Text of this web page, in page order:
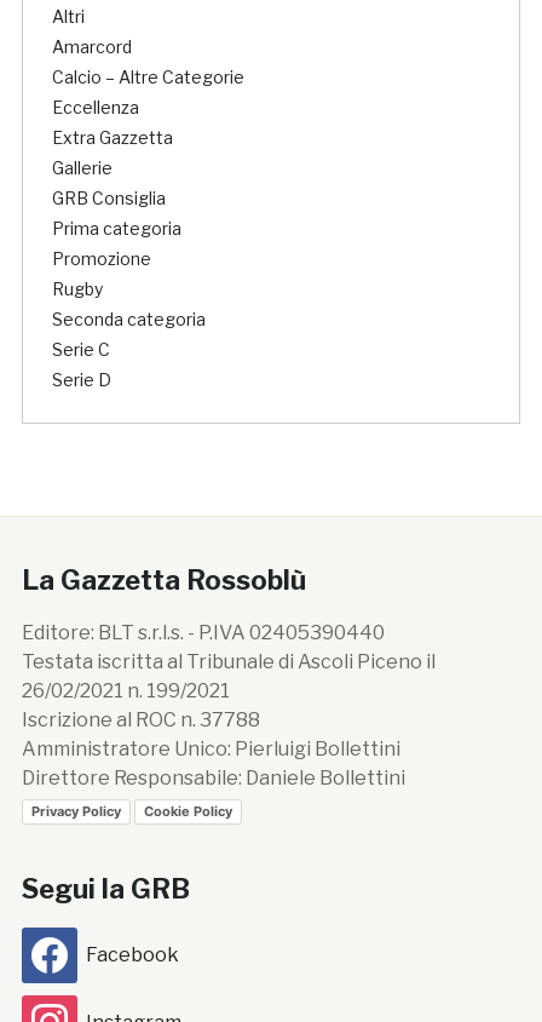
Altri
Amarcord
Calcio – Altre Categorie
Eccellenza
Extra Gazzetta
Gallerie
GRB Consiglia
Prima categoria
Promozione
Rugby
Seconda categoria
Serie C
Serie D
La Gazzetta Rossoblù
Editore: BLT s.r.l.s. - P.IVA 02405390440
Testata iscritta al Tribunale di Ascoli Piceno il
26/02/2021 n. 199/2021
Iscrizione al ROC n. 37788
Amministratore Unico: Pierluigi Bollettini
Direttore Responsabile: Daniele Bollettini
Privacy Policy Cookie Policy
Segui la GRB
Facebook